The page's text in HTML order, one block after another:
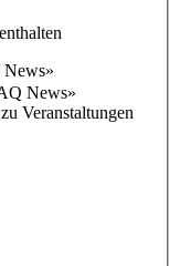
News»
Veranstaltungen